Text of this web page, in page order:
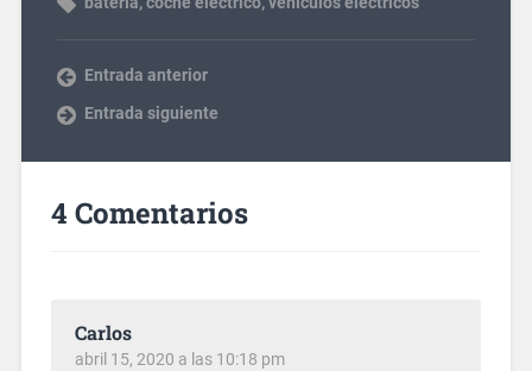
Entrada anterior
Entrada siguiente
4 Comentarios
Carlos
abril 15, 2020 a las 10:18 pm